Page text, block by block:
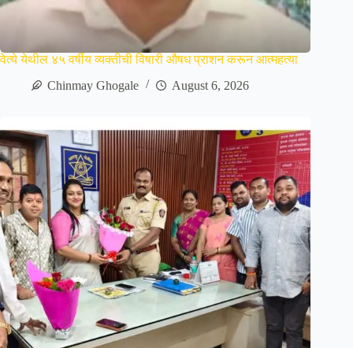
वेत्ये येथील ४५ वर्षीय व्यक्तीची विषारी औषध प्राशन करून आत्महत्या
Chinmay Ghogale
August 6, 2026